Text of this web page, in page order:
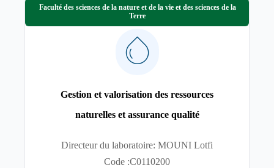
Gestion et valorisation des ressources
naturelles et assurance qualité
Directeur du laboratoire: MOUNI Lotfi
Code :C0110200
Faculté des sciences de la nature et de la vie et des sciences de la
Terre